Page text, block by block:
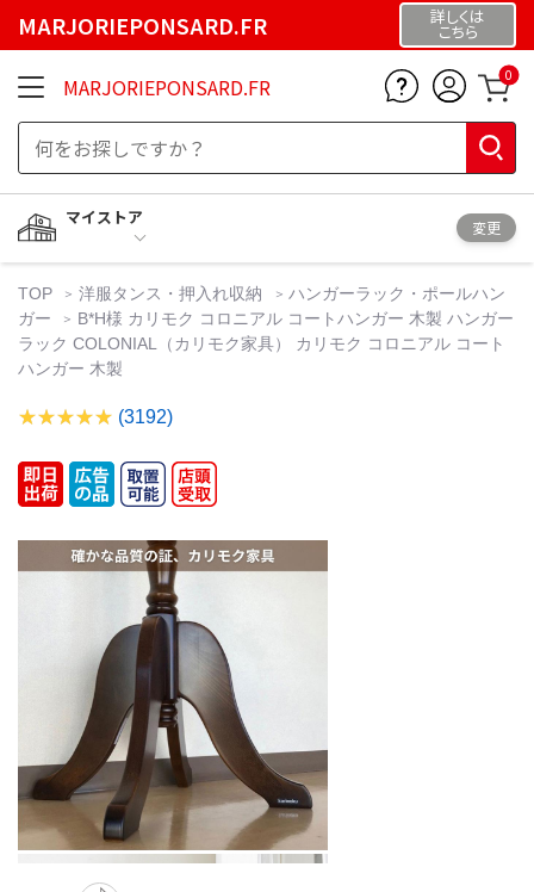
MARJORIEPONSARD.FR 詳しくは
こちら
MARJORIEPONSARD.FR 0
マイストア
変更
TOP 洋服タンス・押入れ収納
ハンガーラック・ポールハン
ガー
B*H様 カリモク コロニアル コートハンガー 木製 ハンガー
ラック COLONIAL（カリモク家具） カリモク コロニアル コート
ハンガー 木製
(3192)